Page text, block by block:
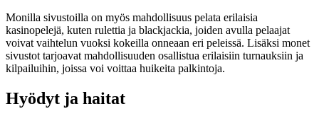
Monilla sivustoilla on myös mahdollisuus pelata erilaisia
kasinopelejä, kuten rulettia ja blackjackia, joiden avulla pelaajat
voivat vaihtelun vuoksi kokeilla onneaan eri peleissä. Lisäksi monet
sivustot tarjoavat mahdollisuuden osallistua erilaisiin turnauksiin ja
kilpailuihin, joissa voi voittaa huikeita palkintoja.
Hyödyt ja haitat